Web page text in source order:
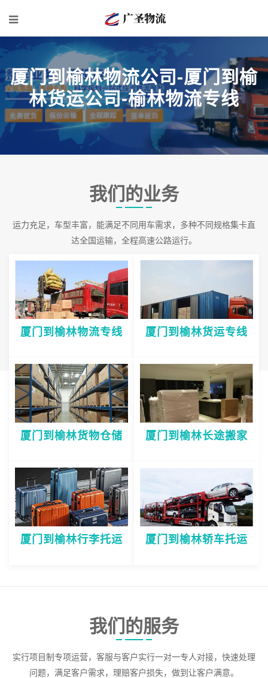
厦门到榆林物流公司-厦门到榆
林货运公司-榆林物流专线
我们的业务
运力充足，车型丰富，能满足不同用车需求，多种不同规格集卡直
达全国运输，全程高速公路运行。
厦门到榆林物流专线 厦门到榆林货运专线
厦门到榆林货物仓储 厦门到榆林长途搬家
厦门到榆林行李托运 厦门到榆林轿车托运
我们的服务
实行项目制专项运营，客服与客户实行一对一专人对接，快速处理
问题，满足客户需求，理赔客户损失，做到让客户满意。